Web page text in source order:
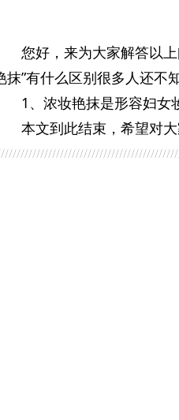
您好，来为大家解答以
抹”有什么区别很多人还不
1、浓妆艳抹是形容妇女
本文到此结束，希望对